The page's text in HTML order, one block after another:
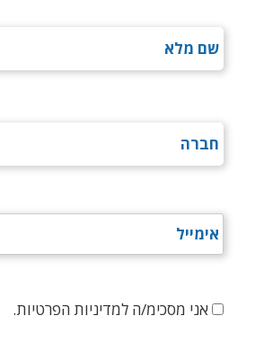
אני מסכימ/ה למדיניות הפרטיות.